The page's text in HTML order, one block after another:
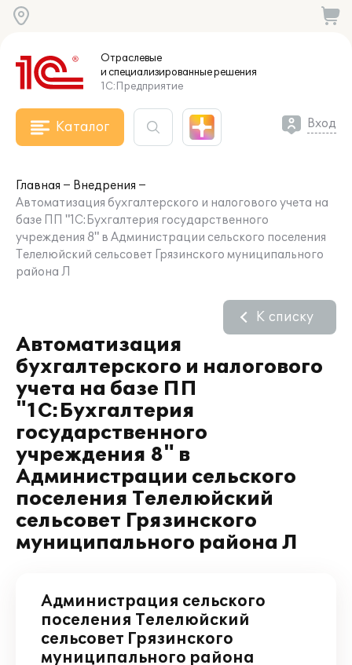
Отраслевые
и специализированныерешения
1С:Предприятие
Каталог Вход
Главная
Внедрения
Автоматизация бухгалтерского и налогового учета на
базе ПП "1С:Бухгалтерия государственного
учреждения 8" в Администрации сельского поселения
Телелюйский сельсовет Грязинского муниципального
района Л
Автоматизация
бухгалтерского и налогового
учета на базе ПП
"1С:Бухгалтерия
государственного
учреждения 8" в
Администрации сельского
поселения Телелюйский
сельсовет Грязинского
муниципального района Л
К списку
Администрация сельского
поселения Телелюйский
сельсовет Грязинского
муниципального района